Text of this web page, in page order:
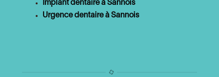
Implant dentaire à Sannois
Urgence dentaire à Sannois